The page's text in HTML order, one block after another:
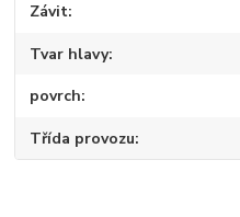
Závit
Tvar hlavy
povrch
Třída provozu